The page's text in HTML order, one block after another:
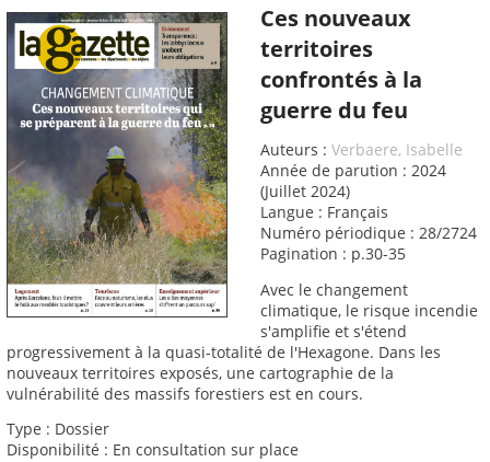
Ces nouveaux
territoires
confrontés à la
guerre du feu
Auteurs : Verbaere, Isabelle
Année de parution : 2024
(Juillet 2024)
Langue : Français
Numéro périodique : 28/2724
Pagination : p.30-35
Avec le changement
climatique, le risque incendie
s'amplifie et s'étend
progressivement à la quasi-totalité de l'Hexagone. Dans les
nouveaux territoires exposés, une cartographie de la
vulnérabilité des massifs forestiers est en cours.
Type : Dossier
Disponibilité : En consultation sur place